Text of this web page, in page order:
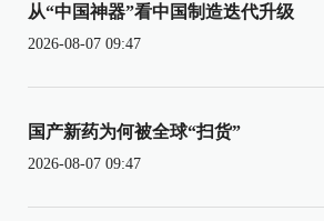
从“中国神器”看中国制造迭代升级
2026-08-07 09:47
国产新药为何被全球“扫货”
2026-08-07 09:47